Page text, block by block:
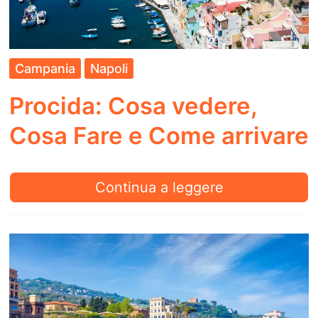
Campania Napoli
Procida: Cosa vedere,
Cosa Fare e Come arrivare
Procida:
Cosa
vedere,
Cosa
Fare
e
Continua a leggere